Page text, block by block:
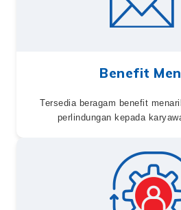
Benefit
Tersedia beragam benefit
perlindungan kepada